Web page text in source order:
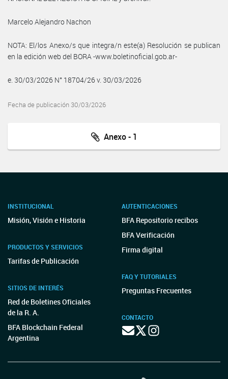
Marcelo Alejandro Nachon
NOTA: El/los Anexo/s que integra/n este(a) Resolución se publican
en la edición web del BORA -www.boletinoficial.gob.ar-
e. 30/03/2026 N° 18704/26 v. 30/03/2026
Fecha de publicación 30/03/2026
Anexo - 1
INSTITUCIONAL
Misión, Visión e Historia
PRODUCTOS Y SERVICIOS
Tarifas de Publicación
SITIOS DE INTERÉS
Red de Boletines Oficiales
de la R. A.
BFA Blockchain Federal
Argentina
AUTENTICACIONES
BFA Repositorio recibos
BFA Verificación
Firma digital
FAQ Y TUTORIALES
Preguntas Frecuentes
CONTACTO